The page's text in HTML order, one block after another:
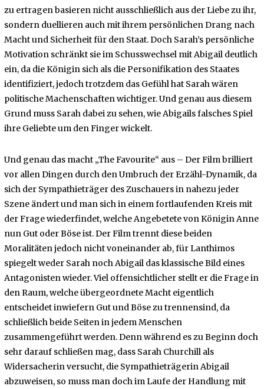
zu ertragen basieren nicht ausschließlich aus der Liebe zu ihr,
sondern duellieren auch mit ihrem persönlichen Drang nach
Macht und Sicherheit für den Staat. Doch Sarah’s persönliche
Motivation schränkt sie im Schusswechsel mit Abigail deutlich
ein, da die Königin sich als die Personifikation des Staates
identifiziert, jedoch trotzdem das Gefühl hat Sarah wären
politische Machenschaften wichtiger. Und genau aus diesem
Grund muss Sarah dabei zu sehen, wie Abigails falsches Spiel
ihre Geliebte um den Finger wickelt.
Und genau das macht „The Favourite“ aus – Der Film brilliert
vor allen Dingen durch den Umbruch der Erzähl-Dynamik, da
sich der Sympathieträger des Zuschauers in nahezu jeder
Szene ändert und man sich in einem fortlaufenden Kreis mit
der Frage wiederfindet, welche Angebetete von Königin Anne
nun Gut oder Böse ist. Der Film trennt diese beiden
Moralitäten jedoch nicht voneinander ab, für Lanthimos
spiegelt weder Sarah noch Abigail das klassische Bild eines
Antagonisten wieder. Viel offensichtlicher stellt er die Frage in
den Raum, welche übergeordnete Macht eigentlich
entscheidet inwiefern Gut und Böse zu trennensind, da
schließlich beide Seiten in jedem Menschen
zusammengeführt werden. Denn während es zu Beginn doch
sehr darauf schließen mag, dass Sarah Churchill als
Widersacherin versucht, die Sympathieträgerin Abigail
abzuweisen, so muss man doch im Laufe der Handlung mit